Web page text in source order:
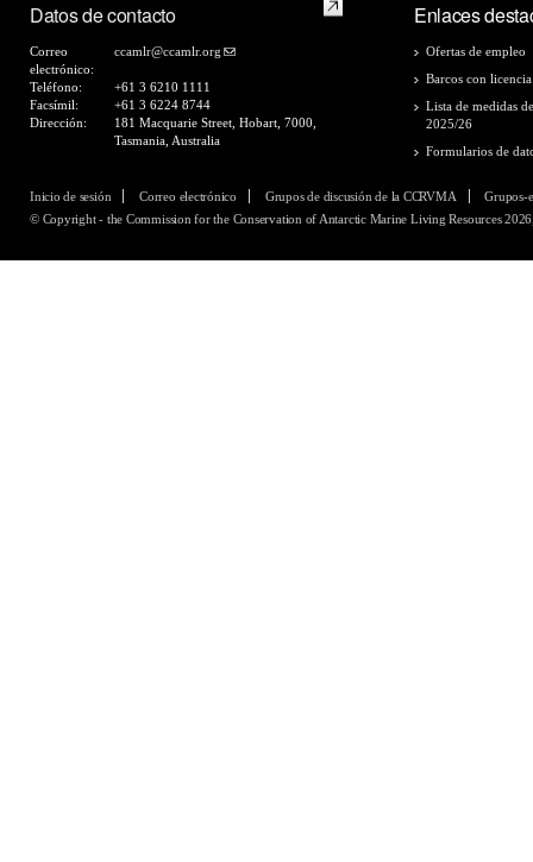
Datos de contacto
Correo
electrónico:
ccamlr@ccamlr.org
Teléfono:
+61 3 6210 1111
Facsímil:
+61 3 6224 8744
Dirección:
181 Macquarie Street, Hobart, 7000,
Tasmania, Australia
Enlaces
Ofertas de empleo
Barcos con
Lista de medidas
2025/26
Formularios de
Inicio de sesión Correo electrónico Grupos de discusión de la CCRVMA
Grupos-
© Copyright - the Commission for the Conservation of Antarctic Marine Living Resources